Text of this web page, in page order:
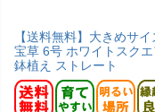
【送料無料】大きめサ
宝草 6号 ホワイトスク
鉢植え ストレート